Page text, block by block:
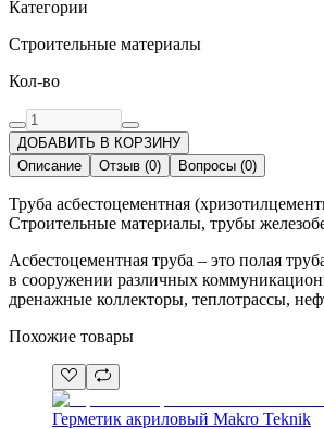
Категории
Строительные материалы
Кол-во
ДОБАВИТЬ В КОРЗИНУ
Описание
Отзыв (0) Вопросы (0)
Труба асбестоцементная
Строительные материалы, трубы
Асбестоцементная труба – это полая
в сооружении различных
дренажные коллекторы, теплотрассы,
Похожие товары
Герметик акриловый Makro Teknik